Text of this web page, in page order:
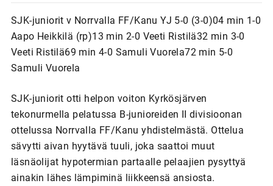
SJK-juniorit v Norrvalla FF/Kanu YJ 5-0 (3-0)04 min 1-0
Aapo Heikkilä (rp)13 min 2-0 Veeti Ristilä32 min 3-0
Veeti Ristilä69 min 4-0 Samuli Vuorela72 min 5-0
Samuli Vuorela
SJK-juniorit otti helpon voiton Kyrkösjärven
tekonurmella pelatussa B-junioreiden II divisioonan
ottelussa Norrvalla FF/Kanu yhdistelmästä. Ottelua
sävytti aivan hyytävä tuuli, joka saattoi muut
läsnäolijat hypotermian partaalle pelaajien pysyttyä
ainakin lähes lämpiminä liikkeensä ansiosta.